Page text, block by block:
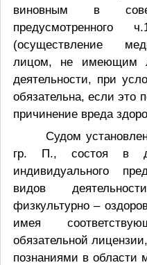
виновным в
(осуществление
лицом, не имеющим
деятельности, при
обязательна, если это
причинение вреда
Судом
гр. П., состоя в
индивидуального
видов
физкультурно –
имея
обязательной
познаниями в области